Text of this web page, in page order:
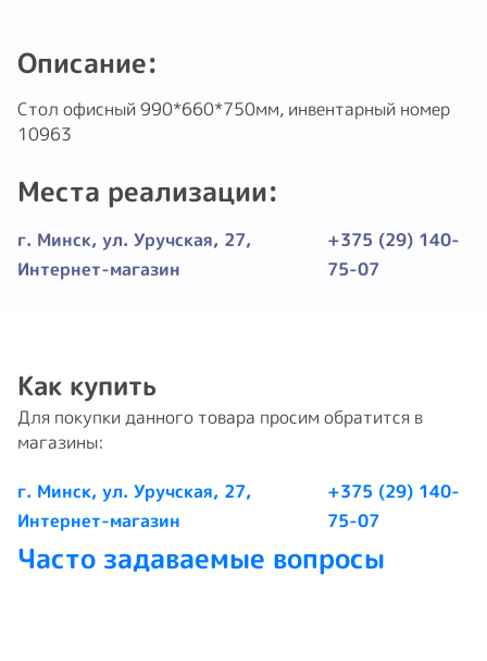
Описание:
Стол офисный 990*660*750мм, инвентарный номер
10963
Места реализации:
г. Минск, ул. Уручская, 27,
Интернет-магазин
+375 (29) 140-
75-07
Как купить
Для покупки данного товара просим обратится в
магазины:
г. Минск, ул. Уручская, 27,
Интернет-магазин
+375 (29) 140-
75-07
Часто задаваемые вопросы